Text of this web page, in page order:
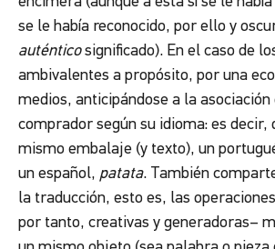
se le había reconocido, por ello y
auténticosignificado). En el caso de
ambivalentes a propósito, por una
medios, anticipándose a la
comprador según su idioma: es decir,
mismo embalaje (y texto), un
un español, patata. También
la traducción, esto es, las
por tanto, creativas y generadoras–